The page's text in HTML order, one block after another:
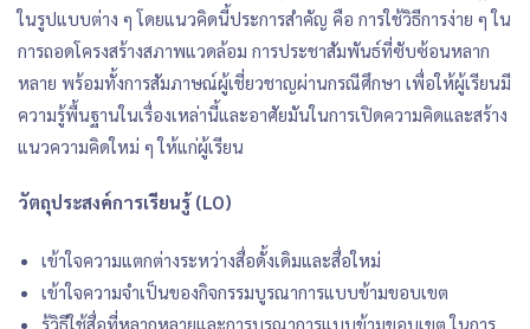
ในรูปแบบต่าง ๆ โดยแนวคิดนี้ประการสำคัญ คือ การใช้วิธีการง่าย ๆ ใน
การถอดโครงสร้างสภาพแวดล้อม การประชาสัมพันธ์ที่ซับซ้อนหลาก
หลาย พร้อมทั้งการสัมภาษณ์ผู้เชี่ยวชาญผ่านกรณีศึกษา เพื่อให้ผู้เรียนมี
ความรู้พื้นฐานในเรื่องเหล่านี้และอาศัยมันในการเปิดความคิดและสร้าง
แนวความคิดใหม่ ๆ ให้แก่ผู้เรียน
วัตถุประสงค์การเรียนรู้ (LO)
เข้าใจความแตกต่างระหว่างสื่อดั้งเดิมและสื่อใหม่
เข้าใจความจำเป็นของกิจกรรมบูรณาการแบบข้ามขอบเขต
รู้วิธีใช้สื่อที่หลากหลายและการบูรณาการแบบข้ามขอบเขต ในการ